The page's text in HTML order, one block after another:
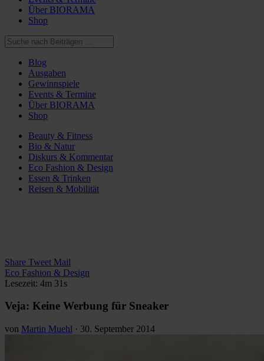
Über BIORAMA
Shop
Blog
Ausgaben
Gewinnspiele
Events & Termine
Über BIORAMA
Shop
Beauty & Fitness
Bio & Natur
Diskurs & Kommentar
Eco Fashion & Design
Essen & Trinken
Reisen & Mobilität
Share Tweet Mail
Eco Fashion & Design
Lesezeit: 4m 31s
Veja: Keine Werbung für Sneaker
von Martin Muehl · 30. September 2014